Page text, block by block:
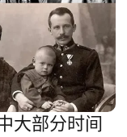
大部分时间